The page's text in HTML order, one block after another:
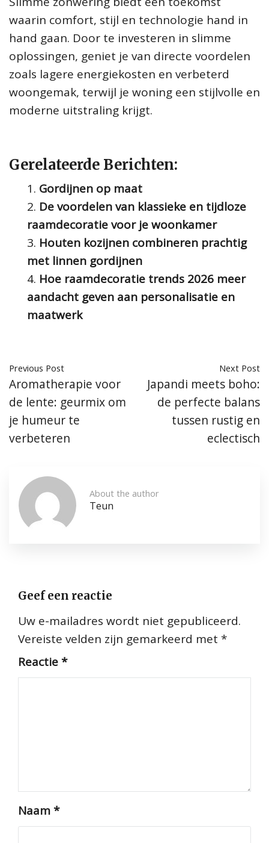
waarin comfort, stijl en technologie hand in
hand gaan. Door te investeren in slimme
oplossingen, geniet je van directe voordelen
zoals lagere energiekosten en verbeterd
woongemak, terwijl je woning een stijlvolle en
moderne uitstraling krijgt.
Gerelateerde Berichten:
Gordijnen op maat
De voordelen van klassieke en tijdloze
raamdecoratie voor je woonkamer
Houten kozijnen combineren prachtig
met linnen gordijnen
Hoe raamdecoratie trends 2026 meer
aandacht geven aan personalisatie en
maatwerk
Previous Post
Aromatherapie voor
de lente: geurmix om
je humeur te
verbeteren
Next Post
Japandi meets boho:
de perfecte balans
tussen rustig en
eclectisch
About the author
Teun
Geef een reactie
Uw e-mailadres wordt niet gepubliceerd.
Vereiste velden zijn gemarkeerd met *
Reactie*
Naam*